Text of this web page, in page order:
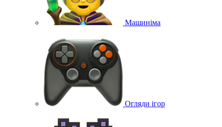
Машиніма
Огляди ігор